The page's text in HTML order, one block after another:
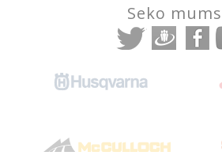
Seko